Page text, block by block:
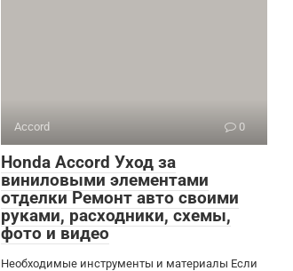
Accord 0
Honda Accord Уход за
виниловыми элементами
отделки Ремонт авто своими
руками, расходники, схемы,
фото и видео
Необходимые инструменты и материалы Если